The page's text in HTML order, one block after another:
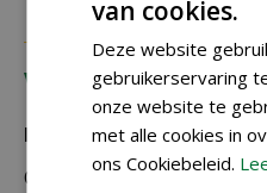
Verzending
Bezorging:
Om uw bestelling goed
van cookies.
Deze website
gebruikerservaring
onze website te
met alle cookies in
ons Cookiebeleid.